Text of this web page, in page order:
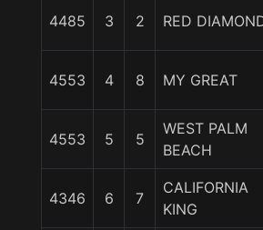
4485 3 2 RED
4553 4 8 MY GREAT
4553 5 5
WEST PALM
BEACH
4346 6 7
CALIFORNIA
KING